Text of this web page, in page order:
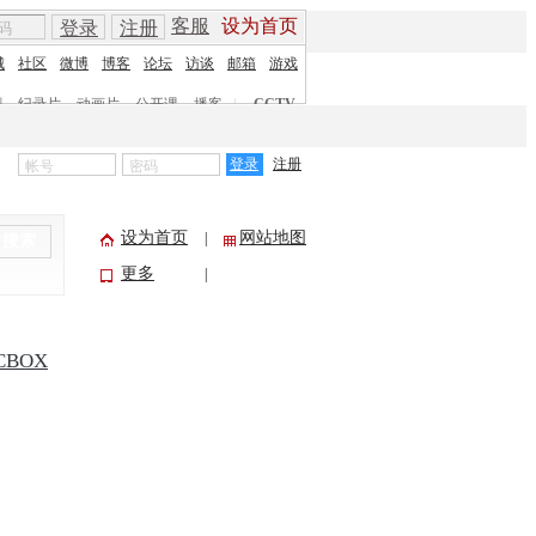
客服 设为首页
登录 注册
社区 微博 博客 论坛 访谈 邮箱 游戏
纪录片 动画片 公开课 播客 | CCTV
登录 注册
设为首页
网站地图
更多